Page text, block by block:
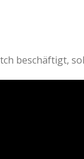
beschäftigt,